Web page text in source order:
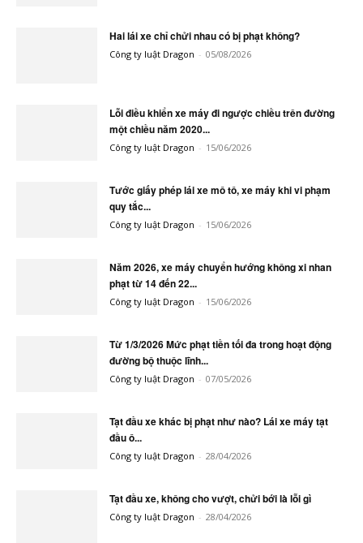
Hai lái xe chỉ chửi nhau có bị phạt không?
Công ty luật Dragon - 05/08/2026
Lỗi điều khiển xe máy đi ngược chiều trên đường
một chiều năm 2020...
Công ty luật Dragon - 15/06/2026
Tước giấy phép lái xe mô tô, xe máy khi vi phạm
quy tắc...
Công ty luật Dragon - 15/06/2026
Năm 2026, xe máy chuyển hướng không xi nhan
phạt từ 14 đến 22...
Công ty luật Dragon - 15/06/2026
Từ 1/3/2026 Mức phạt tiền tối đa trong hoạt động
đường bộ thuộc lĩnh...
Công ty luật Dragon - 07/05/2026
Tạt đầu xe khác bị phạt như nào? Lái xe máy tạt
đầu ô...
Công ty luật Dragon - 28/04/2026
Tạt đầu xe, không cho vượt, chửi bới là lỗi gì
Công ty luật Dragon - 28/04/2026